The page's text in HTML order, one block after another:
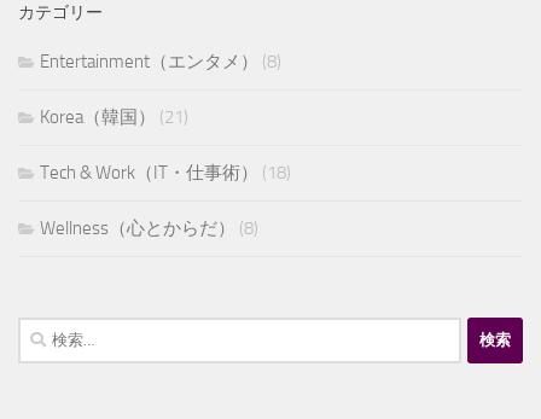
カテゴリー
Entertainment（エンタメ） (8)
Korea（韓国） (21)
Tech & Work（IT・仕事術） (18)
Wellness（心とからだ） (8)
検
索: